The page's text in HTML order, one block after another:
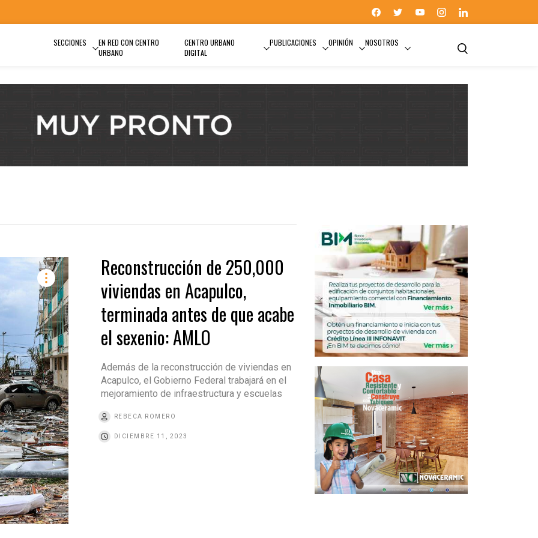
SECCIONES
EN RED CON CENTRO
URBANO
CENTRO URBANO
DIGITAL
PUBLICACIONES OPINIÓN NOSOTROS
Reconstrucción de 250,000
viviendas en Acapulco,
terminada antes de que acabe
el sexenio: AMLO
Además de la reconstrucción de viviendas en
Acapulco, el Gobierno Federal trabajará en el
mejoramiento de infraestructura y escuelas
REBECA ROMERO
DICIEMBRE 11, 2023
VIVIENDAS EN ACAPULCO